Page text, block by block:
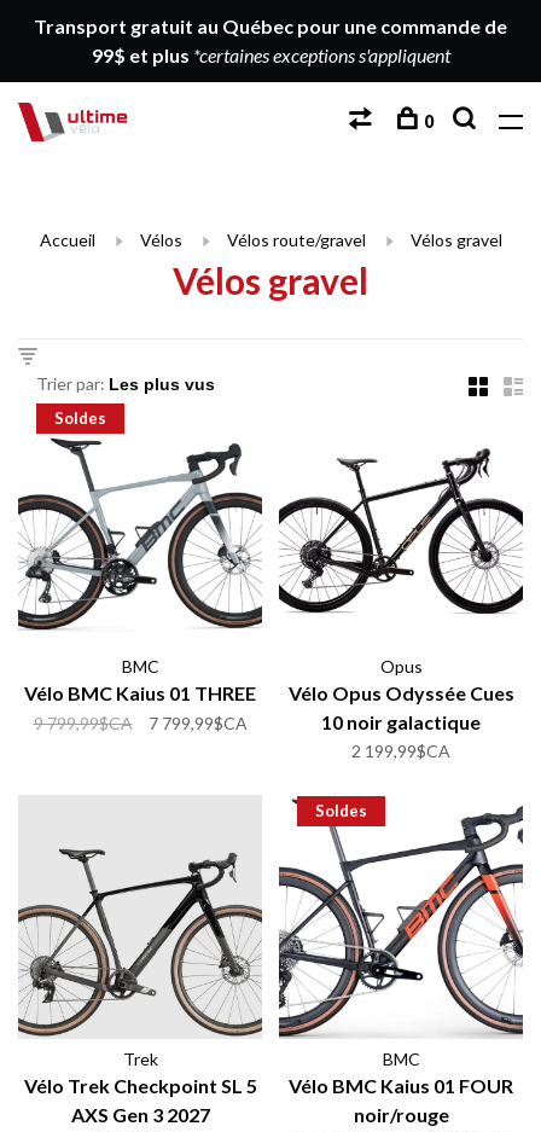
Transport gratuit au Québec pour une commande de
99$ et plus *certaines exceptions s'appliquent
0
Accueil Vélos Vélos route/gravel Vélos gravel
Vélos gravel
Trier par:
Soldes
BMC
Vélo BMC Kaius 01 THREE
9 799,99$CA 7 799,99$CA
Opus
Vélo Opus Odyssée Cues
10 noir galactique
2 199,99$CA
Trek
Vélo Trek Checkpoint SL 5
AXS Gen 3 2027
Soldes
BMC
Vélo BMC Kaius 01 FOUR
noir/rouge